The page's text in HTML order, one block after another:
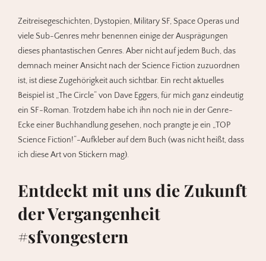
Zeitreisegeschichten, Dystopien, Military SF, Space Operas und
viele Sub-Genres mehr benennen einige der Ausprägungen
dieses phantastischen Genres. Aber nicht auf jedem Buch, das
demnach meiner Ansicht nach der Science Fiction zuzuordnen
ist, ist diese Zugehörigkeit auch sichtbar. Ein recht aktuelles
Beispiel ist „The Circle“ von Dave Eggers, für mich ganz eindeutig
ein SF-Roman. Trotzdem habe ich ihn noch nie in der Genre-
Ecke einer Buchhandlung gesehen, noch prangte je ein „TOP
Science Fiction!“-Aufkleber auf dem Buch (was nicht heißt, dass
ich diese Art von Stickern mag).
Entdeckt mit uns die Zukunft
der Vergangenheit
#sfvongestern